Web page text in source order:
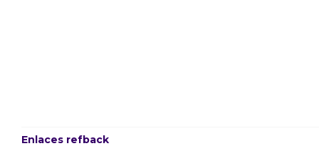
Enlaces refback